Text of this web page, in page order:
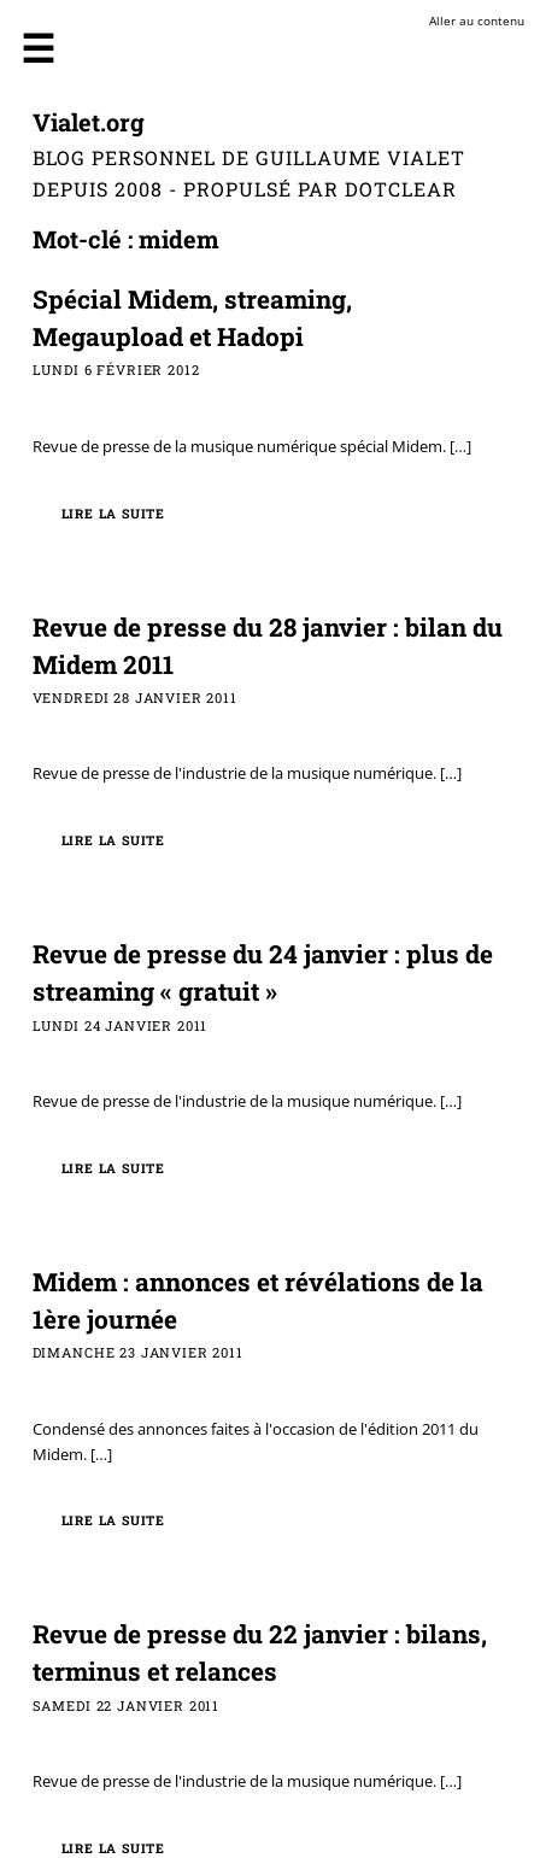
Aller au contenu
Vialet.org
BLOG PERSONNEL DE GUILLAUME VIALET
DEPUIS 2008 - PROPULSÉ PAR DOTCLEAR
Mot-clé : midem
Spécial Midem, streaming,
Megaupload et Hadopi
LUNDI 6 FÉVRIER 2012
Revue de presse de la musique numérique spécial Midem.[…]
LIRE LA SUITE
Revue de presse du 28 janvier : bilan du
Midem 2011
VENDREDI 28 JANVIER 2011
Revue de presse de l'industrie de la musique numérique.[…]
LIRE LA SUITE
Revue de presse du 24 janvier : plus de
streaming « gratuit »
LUNDI 24 JANVIER 2011
Revue de presse de l'industrie de la musique numérique.[…]
LIRE LA SUITE
Midem : annonces et révélations de la
1ère journée
DIMANCHE 23 JANVIER 2011
Condensé des annonces faites à l'occasion de l'édition 2011 du
Midem.[…]
LIRE LA SUITE
Revue de presse du 22 janvier : bilans,
terminus et relances
SAMEDI 22 JANVIER 2011
Revue de presse de l'industrie de la musique numérique.[…]
LIRE LA SUITE